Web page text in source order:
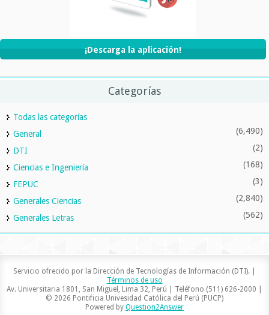
¡Descarga la aplicación!
Categorías
Todas las categorías
General
(6,490)
DTI (2)
Ciencias e Ingeniería (168)
FEPUC (3)
Generales Ciencias (2,840)
Generales Letras (562)
Servicio ofrecido por la Dirección de Tecnologías de Información (DTI). |
Términos de uso
Av. Universitaria 1801, San Miguel, Lima 32, Perú | Teléfono (511) 626-2000 |
© 2026 Pontificia Univesidad Católica del Perú (PUCP)
Powered by Question2Answer